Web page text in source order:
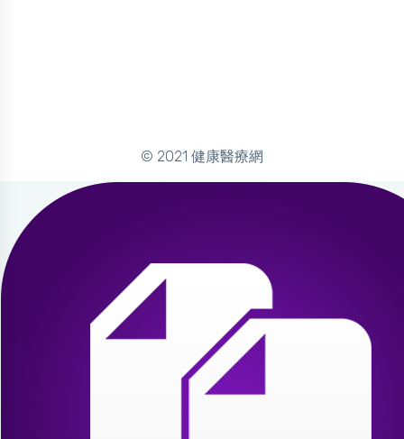
© 2021 健康醫療網